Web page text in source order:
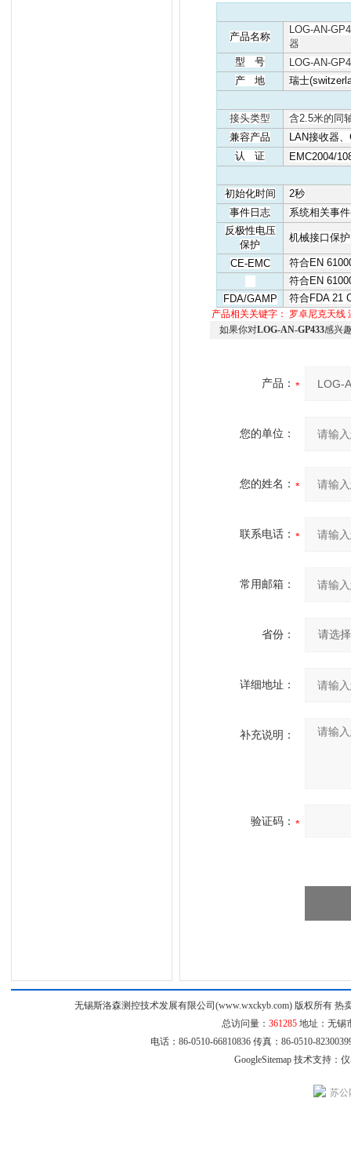
产品名称
LOG-AN-
器
型
号
LOG-AN-
产
地 瑞士
接头类型 含2.5米的同
兼容产品
LAN接收器、
认
证 EMC2004/
初始化时间 2秒
事件日志
系统相关事件
反极性电压
保护
机械接口保护
CE-EMC 符合EN
符合EN
FDA/GAMP
符合FDA 21
产品相关关键字： 罗卓尼克天线
如果你对LOG-AN-GP433感兴
产品：
您的单位：
您的姓名：
联系电话：
常用邮箱：
省份：
详细地址：
补充说明：
验证码：
无锡斯洛森测控技术发展有限公司(www.wxckyb.com) 版权所有
总访问量： 361285 地址：无锡
电话：86-0510-66810836 传真：86-0510-
GoogleSitemap 技术支持：
苏公